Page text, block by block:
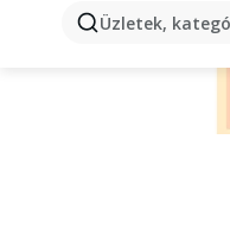
Üzletek,